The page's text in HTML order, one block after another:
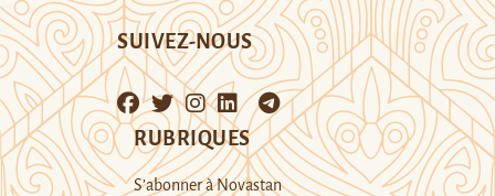
SUIVEZ-NOUS
RUBRIQUES
S’abonner à Novastan